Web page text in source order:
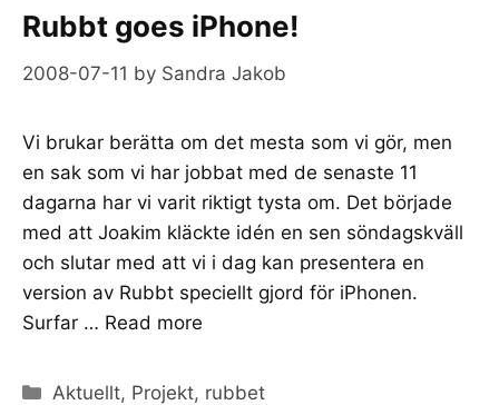
Rubbt goes iPhone!
2008-07-11 by Sandra Jakob
Vi brukar berätta om det mesta som vi gör, men
en sak som vi har jobbat med de senaste 11
dagarna har vi varit riktigt tysta om. Det började
med att Joakim kläckte idén en sen söndagskväll
och slutar med att vi i dag kan presentera en
version av Rubbt speciellt gjord för iPhonen.
Surfar … Read more
Categories
Aktuellt, Projekt, rubbet